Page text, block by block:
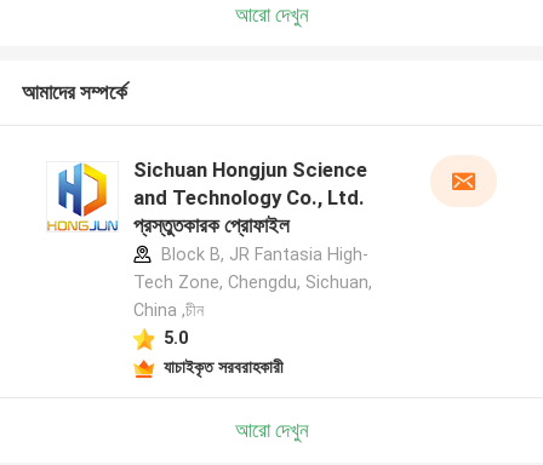
আরো দেখুন
আমাদের সম্পর্কে
Sichuan Hongjun Science
and Technology Co., Ltd.
প্রস্তুতকারক প্রোফাইল
Block B, JR Fantasia High-
Tech Zone, Chengdu, Sichuan,
China ,চীন
5.0
যাচাইকৃত সরবরাহকারী
আরো দেখুন